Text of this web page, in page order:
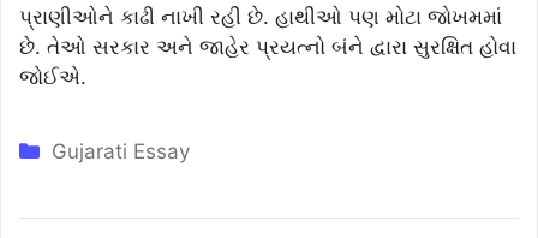
પ્રાણીઓને કાઢી નાખી રહી છે. હાથીઓ પણ મોટા જોખમમાં
છે. તેઓ સરકાર અને જાહેર પ્રયત્નો બંને દ્વારા સુરક્ષિત હોવા
જોઈએ.
Categories
Gujarati Essay